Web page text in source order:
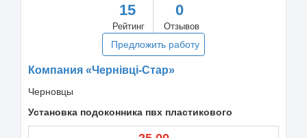
15
Рейтинг
0
Отзывов
Предложить работу
Компания «Чернівці-Стар»
Черновцы
Установка подоконника пвх пластикового